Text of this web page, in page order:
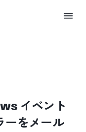
イベント
ーをメール